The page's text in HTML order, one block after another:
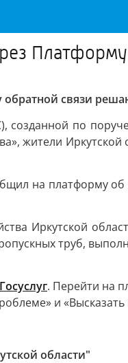
связи
по
жители
на платформу
Иркутской
труб,
Госуслуг. Перейти на
и «Высказать
области"